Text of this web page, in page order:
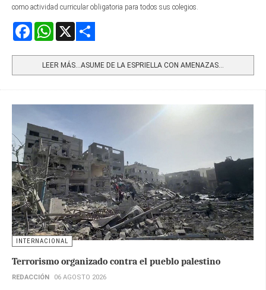
como actividad curricular obligatoria para todos sus colegios.
FacebookWhatsApp
LEER MÁS…ASUME DE LA ESPRIELLA CON AMENAZAS...
INTERNACIONAL
Terrorismo organizado contra el pueblo palestino
REDACCIÓN 06 AGOSTO 2026